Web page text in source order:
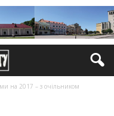
на 2017 – з очільником